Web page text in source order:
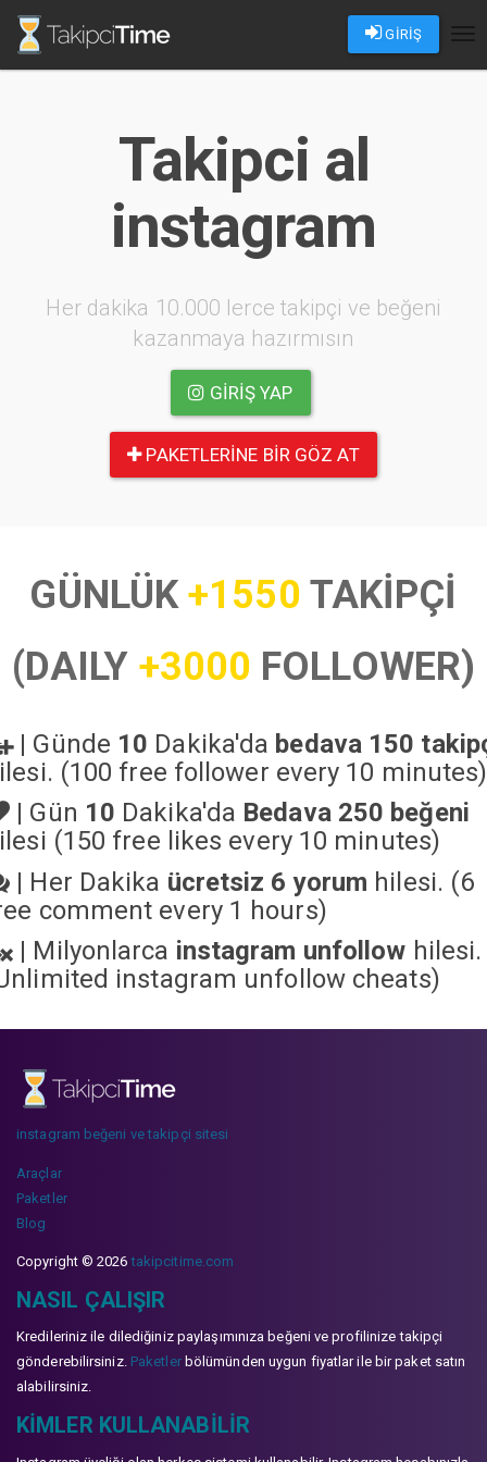
GİRİŞ
Takipci al
instagram
Her dakika 10.000 lerce takipçi ve beğeni
kazanmaya hazırmısın
GIRIŞ YAP
PAKETLERINE BIR GÖZ AT
GÜNLÜK+1550 TAKİPÇİ
(DAILY +3000 FOLLOWER)
| Günde 10 Dakika'da bedava 150
(100 free follower every 10 minutes)
| Gün 10 Dakika'da Bedava 250 beğeni
(150 free likes every 10 minutes)
| Her Dakika ücretsiz 6 yorum hilesi. (6
comment every 1 hours)
| Milyonlarca instagram unfollow hilesi.
instagram unfollow cheats)
instagram beğeni ve takipçi sitesi
Araçlar
Paketler
Blog
Copyright © 2026takipcitime.com
NASIL ÇALIŞIR
Kredileriniz ile dilediğiniz paylaşımınıza beğeni ve profilinize takipçi
gönderebilirsiniz. Paketlerbölümünden uygun fiyatlar ile bir paket satın
alabilirsiniz.
KIMLER KULLANABILIR